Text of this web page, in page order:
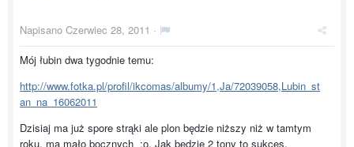
Napisano Czerwiec 28, 2011 ·
Mój łubin dwa tygodnie temu:
http://www.fotka.pl/profil/ikcomas/albumy/1,Ja/72039058,Lubin_st
an_na_16062011
Dzisiaj ma już spore strąki ale plon będzie niższy niż w tamtym
roku, ma mało bocznych :o. Jak będzie 2 tony to sukces.